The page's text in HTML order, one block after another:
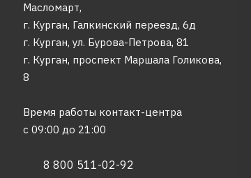
Масломарт,
г. Курган, Галкинский переезд, 6д
г. Курган, ул. Бурова-Петрова, 81
г. Курган, проспект Маршала Голикова,
8
Время работы контакт-центра
с 09:00 до 21:00
8 800 511-02-92